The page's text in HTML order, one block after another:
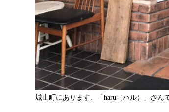
城山町にあります、「haru（ハル）」さん